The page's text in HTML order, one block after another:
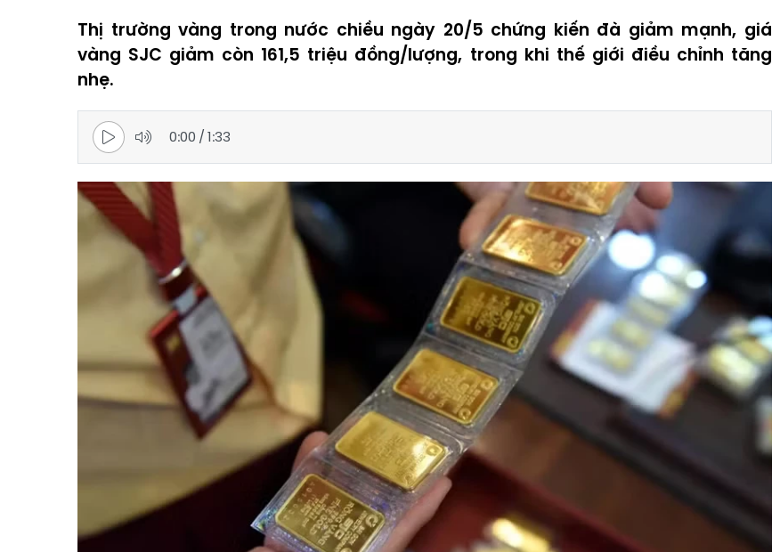
Thị trường vàng trong nước chiều ngày 20/5 chứng kiến đà giảm mạnh, giá
vàng SJC giảm còn 161,5 triệu đồng/lượng, trong khi thế giới điều chỉnh tăng
nhẹ.
0:00 /1:33